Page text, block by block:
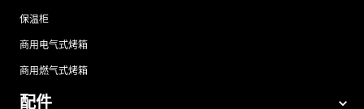
保温柜
商用电气式烤箱
商用燃气式烤箱
配件